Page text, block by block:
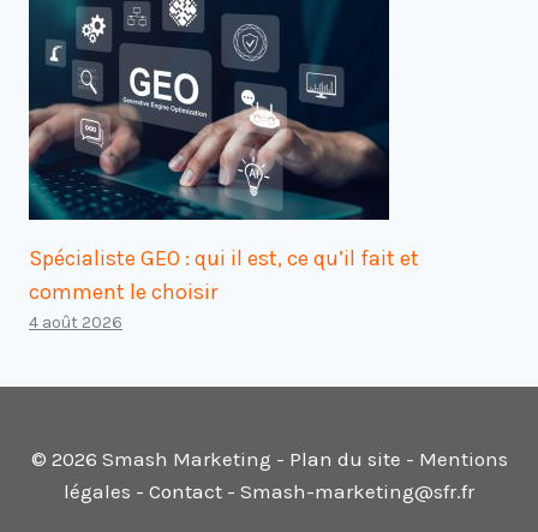
Spécialiste GEO : qui il est, ce qu’il fait et
comment le choisir
4 août 2026
© 2026 Smash Marketing - Plan du site - Mentions
légales - Contact - Smash-marketing@sfr.fr